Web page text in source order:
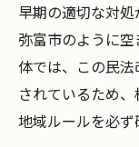
ト
放棄手
空き家
ツ
空き家
早期の適切な対
弥富市のように
体では、この民
されているため
地域ルールを必ず